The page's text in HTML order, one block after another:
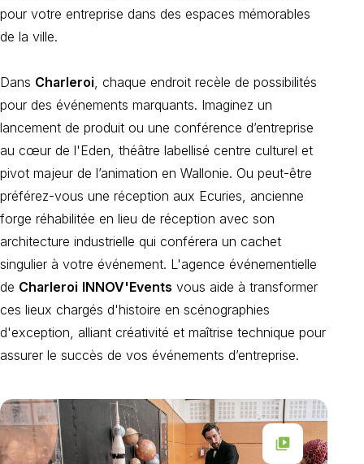
pour votre entreprise dans des espaces mémorables
de la ville.
Dans Charleroi, chaque endroit recèle de possibilités
pour des événements marquants. Imaginez un
lancement de produit ou une conférence d’entreprise
au cœur de l'Eden, théâtre labellisé centre culturel et
pivot majeur de l’animation en Wallonie. Ou peut-être
préférez-vous une réception aux Ecuries, ancienne
forge réhabilitée en lieu de réception avec son
architecture industrielle qui conférera un cachet
singulier à votre événement. L'agence événementielle
de Charleroi INNOV'Events vous aide à transformer
ces lieux chargés d'histoire en scénographies
d'exception, alliant créativité et maîtrise technique pour
assurer le succès de vos événements d’entreprise.
video_library